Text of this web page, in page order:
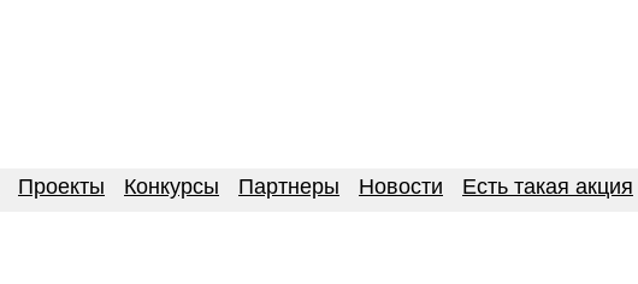
Проекты Конкурсы Партнеры Новости Есть такая акция